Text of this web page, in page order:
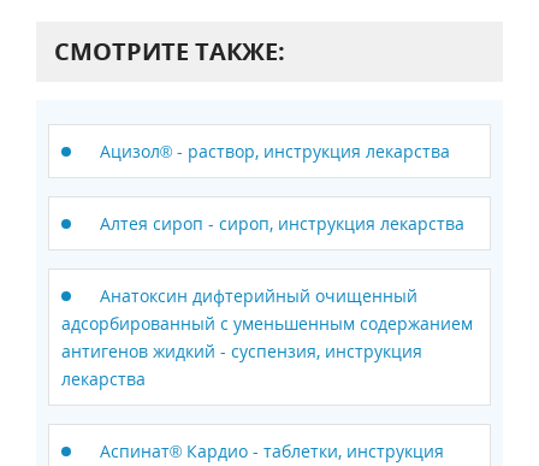
СМОТРИТЕ ТАКЖЕ:
Ацизол® - раствор, инструкция лекарства
Алтея сироп - сироп, инструкция лекарства
Анатоксин дифтерийный очищенный
адсорбированный с уменьшенным содержанием
антигенов жидкий - суспензия, инструкция
лекарства
Аспинат® Кардио - таблетки, инструкция